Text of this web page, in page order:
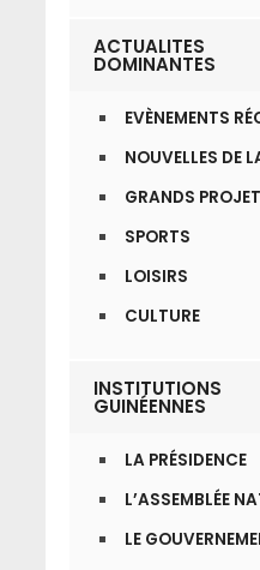
ACTUALITES
DOMINANTES
EVÈNEMENTS
NOUVELLES DE
GRANDS
SPORTS
LOISIRS
CULTURE
INSTITUTIONS
GUINÉENNES
LA PRÉSIDENCE
L’ASSEMBLÉE
LE